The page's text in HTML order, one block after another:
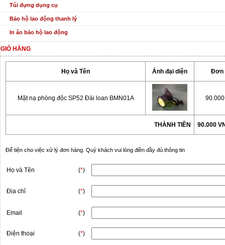
Túi đựng dụng cụ
Bảo hộ lao động thanh lý
In áo bảo hộ lao động
GIỎ HÀNG
Họ và Tên Ảnh đại diện Đơn
Mặt nạ phòng độc SP52 Đài loan BMN01A
THÀNH TIỀN 90.000
Để tiện cho việc xử lý đơn hàng. Quý khách vui lòng điền đầy đủ thông tin
Họ và Tên (*)
Địa chỉ (*)
Email (*)
Điện thoại (*)